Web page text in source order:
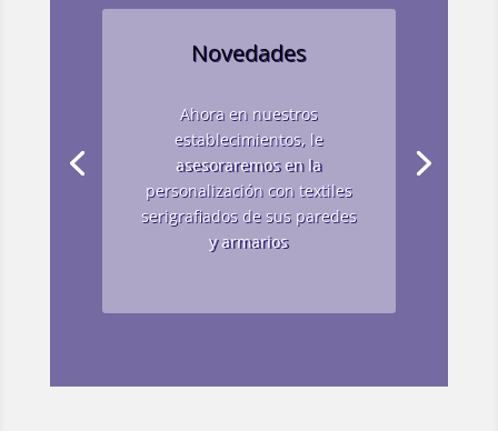
Novedades
Ahora en nuestros
establecimientos, le
asesoraremos en la
personalización con textiles
serigrafiados de sus paredes
y armarios